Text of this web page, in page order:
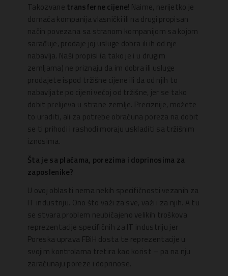
Takozvane transferne cijene! Naime, nerijetko je
domaća kompanija vlasnički ili na drugi propisan
način povezana sa stranom kompanijom sa kojom
sarađuje, prodaje joj usluge dobra ili ih od nje
nabavlja. Naši propisi (a tako je i u drugim
zemljama) ne priznaju da im dobra ili usluge
prodajete ispod tržišne cijene ili da od njih to
nabavljate po cijeni većoj od tržišne, jer se tako
dobit prelijeva u strane zemlje. Preciznije, možete
to uraditi, ali za potrebe obračuna poreza na dobit
se ti prihodi i rashodi moraju uskladiti sa tržišnim
iznosima.
Šta je sa plaćama, porezima i doprinosima za
zaposlenike?
U ovoj oblasti nema nekih specifičnosti vezanih za
IT industriju. Ono što važi za sve, važi i za njih. A tu
se stvara problem neubičajeno velikih troškova
reprezentacije specifičnih za IT industriju jer
Poreska uprava FBiH dosta te reprezentacije u
svojim kontrolama tretira kao korist – pa na nju
zaračunaju poreze i doprinose.